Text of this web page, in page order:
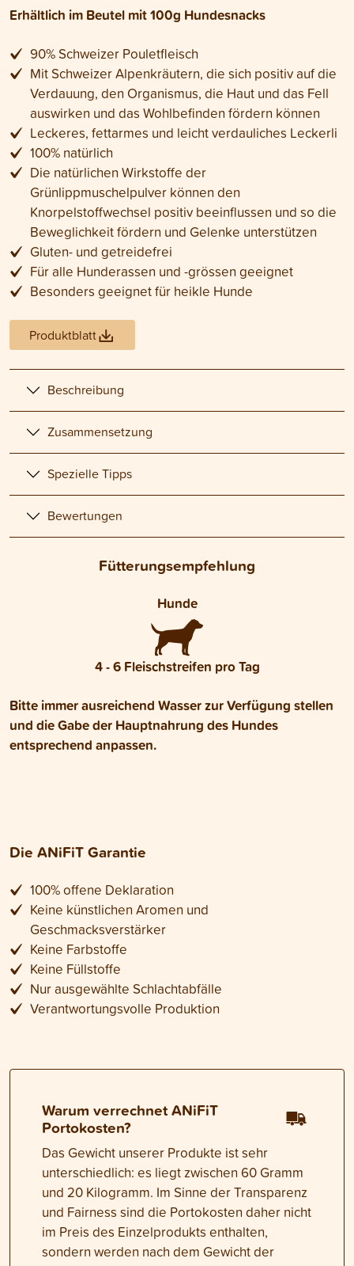
Erhältlich im Beutel mit 100g Hundesnacks
90% Schweizer Pouletfleisch
Mit Schweizer Alpenkräutern, die sich positiv auf die
Verdauung, den Organismus, die Haut und das Fell
auswirken und das Wohlbefinden fördern können
Leckeres, fettarmes und leicht verdauliches Leckerli
100% natürlich
Die natürlichen Wirkstoffe der
Grünlippmuschelpulver können den
Knorpelstoffwechsel positiv beeinflussen und so die
Beweglichkeit fördern und Gelenke unterstützen
Gluten- und getreidefrei
Für alle Hunderassen und -grössen geeignet
Besonders geeignet für heikle Hunde
Produktblatt
Beschreibung
Zusammensetzung
Spezielle Tipps
Bewertungen
Fütterungsempfehlung
Hunde
4 - 6 Fleischstreifen pro Tag
Bitte immer ausreichend Wasser zur Verfügung stellen
und die Gabe der Hauptnahrung des Hundes
entsprechend anpassen.
Die ANiFiT Garantie
100% offene Deklaration
Keine künstlichen Aromen und
Geschmacksverstärker
Keine Farbstoffe
Keine Füllstoffe
Nur ausgewählte Schlachtabfälle
Verantwortungsvolle Produktion
Warum verrechnet ANiFiT
Portokosten?
Das Gewicht unserer Produkte ist sehr
unterschiedlich: es liegt zwischen 60 Gramm
und 20 Kilogramm. Im Sinne der Transparenz
und Fairness sind die Portokosten daher nicht
im Preis des Einzelprodukts enthalten,
sondern werden nach dem Gewicht der